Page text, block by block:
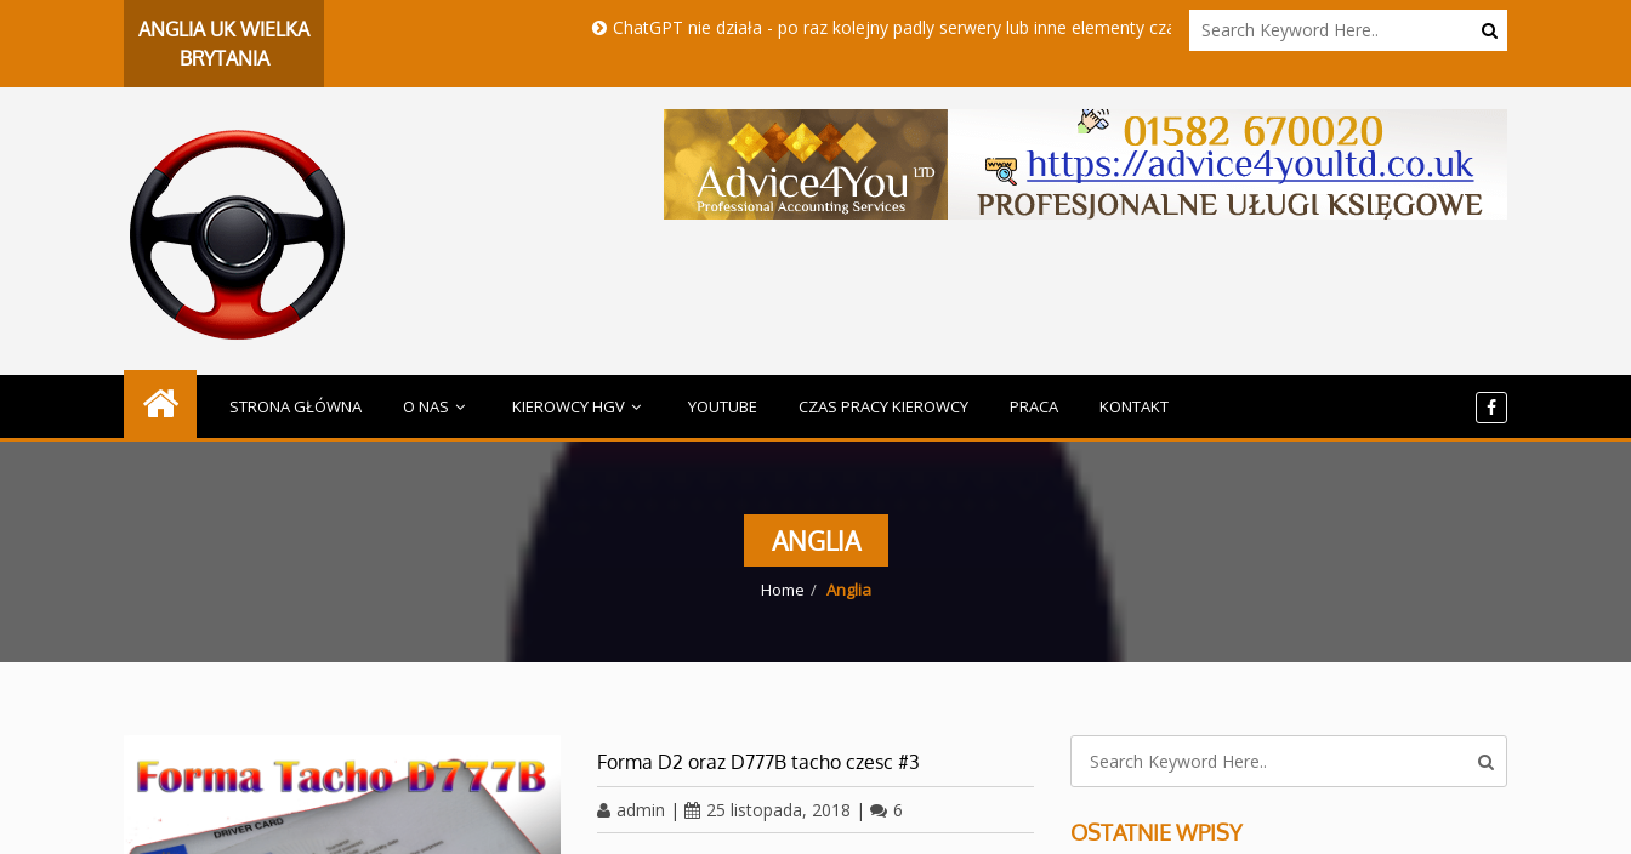
ANGLIA UK WIELKA
BRYTANIA
ChatGPT nie działa - po raz kolejny padly serwery lub inne elementy czatbota Powrót do sieci - kierowcy hgv w innym wydaniu
STRONA GŁÓWNA O NAS KIEROWCY HGV YOUTUBE CZAS PRACY KIEROWCY PRACA KONTAKT
ANGLIA
Home Anglia
Forma D2 oraz D777B tacho czesc #3
admin | 25 listopada, 2018 | 6
OSTATNIE WPISY